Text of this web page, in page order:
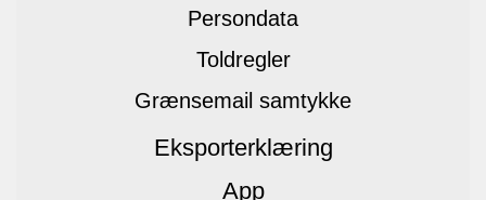
Persondata
Toldregler
Grænsemail samtykke
Eksporterklæring
App